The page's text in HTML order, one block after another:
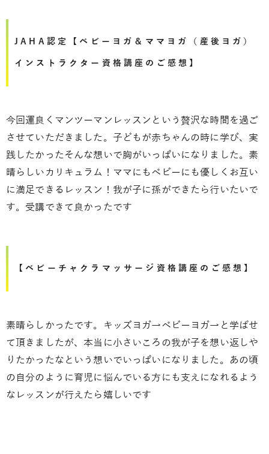
JAHA認定【ベビーヨガ＆ママヨガ（産後ヨガ）
インストラクター資格講座のご感想】
今回運良くマンツーマンレッスンという贅沢な時間を過ご
させていただきました。子どもが赤ちゃんの時に学び、実
践したかったそんな想いで胸がいっぱいになりました。素
晴らしいカリキュラム！ママにもベビーにも優しくお互い
に満足できるレッスン！我が子に孫ができたら行いたいで
す。受講できて良かったです
【ベビーチャクラマッサージ資格講座のご感想】
素晴らしかったです。キッズヨガ→ベビーヨガ→と学ばせ
て頂きましたが、本当に小さいころの我が子を想い返しや
りたかったなという想いでいっぱいになりました。あの頃
の自分のように育児に悩んでいる方にも支えになれるよう
なレッスンが行えたら嬉しいです